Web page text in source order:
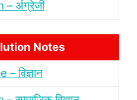
– अंंग्रेजी
Notes
विज्ञान